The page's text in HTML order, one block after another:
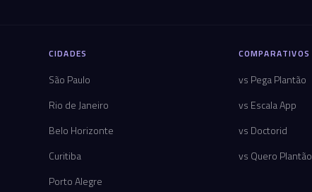
CIDADES
São Paulo
Rio de Janeiro
Belo Horizonte
Curitiba
Porto Alegre
COMPARATIVOS
vs Pega Plantão
vs Escala App
vs Doctorid
vs Quero Plantão